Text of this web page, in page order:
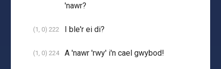
'nawr?
(1, 0) 222 I ble'r ei di?
(1, 0) 224 A 'nawr 'rwy' i'n cael gwybod!